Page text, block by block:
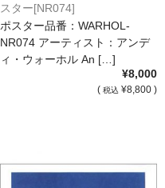
スター[NR074]
ポスター品番：WARHOL-
NR074 アーティスト：アンデ
ィ・ウォーホル An […]
¥8,000
( 税込 ¥8,800 )